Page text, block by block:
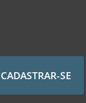
CADASTRAR-SE